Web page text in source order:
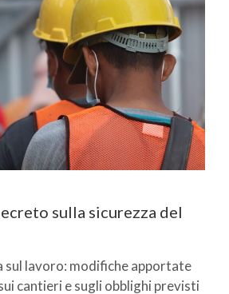
sulla sicurezza del
sul lavoro: modifiche apportate
cantieri e sugli obblighi previsti